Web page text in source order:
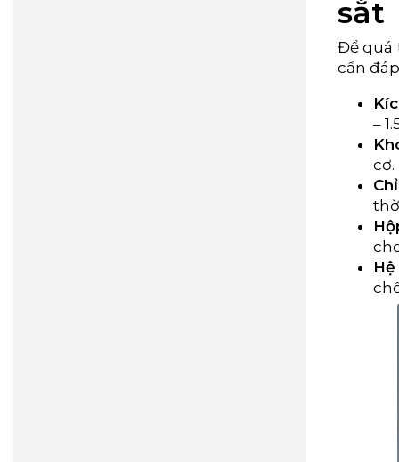
sắt
Để quá
cần
–
cơ.